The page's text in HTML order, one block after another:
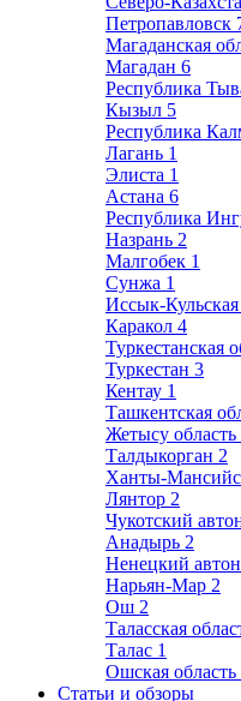
Петропавловск
Магаданская
Магадан 6
Республика
Кызыл 5
Республика
Лагань 1
Элиста 1
Астана 6
Республика
Назрань 2
Малгобек 1
Сунжа 1
Иссык-Кульская
Каракол 4
Туркестанская
Туркестан 3
Кентау 1
Ташкентская
Жетысу область
Талдыкорган 2
Ханты-
Лянтор 2
Чукотский
Анадырь 2
Ненецкий
Нарьян-Мар 2
Ош 2
Таласская
Талас 1
Ошская область
Статьи и обзоры